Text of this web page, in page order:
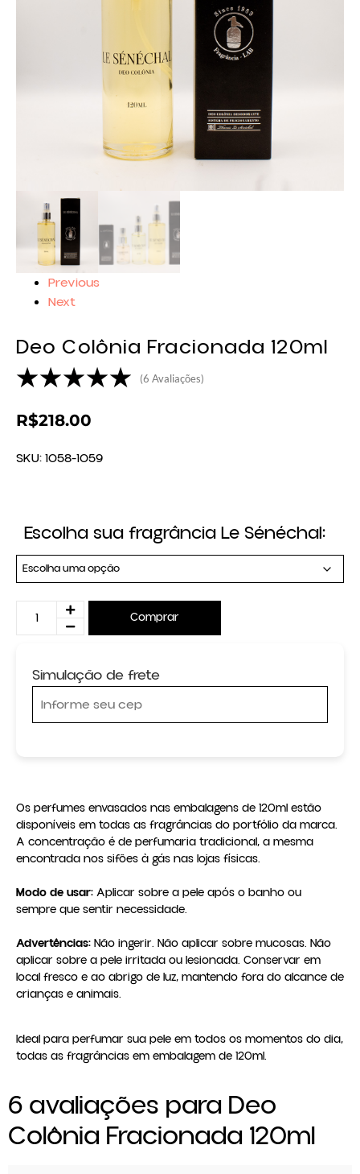
Previous
Next
Deo Colônia Fracionada 120ml
☆☆☆☆☆ (6 Avaliações)
R$218.00
SKU:1058-1059
Escolha sua fragrância Le Sénéchal:
Comprar
Simulação de frete
Os perfumes envasados nas embalagens de 120ml estão
disponíveis em todas as fragrâncias do portfólio da marca.
A concentração é de perfumaria tradicional, a mesma
encontrada nos sifões à gás nas lojas físicas.
Modo de usar: Aplicar sobre a pele após o banho ou
sempre que sentir necessidade.
Advertências: Não ingerir. Não aplicar sobre mucosas. Não
aplicar sobre a pele irritada ou lesionada. Conservar em
local fresco e ao abrigo de luz, mantendo fora do alcance de
crianças e animais.
Ideal para perfumar sua pele em todos os momentos do dia,
todas as fragrâncias em embalagem de 120ml.
6 avaliações para Deo
Colônia Fracionada 120ml